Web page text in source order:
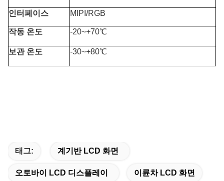
인터페이스 MIPI/RGB
작동 온도 -20~+70℃
보관 온도 -30~+80℃
태그: 계기반 LCD 화면
오토바이 LCD 디스플레이 이륜차 LCD 화면